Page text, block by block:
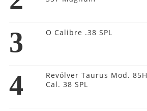
3 O Calibre .38 SPL
4
Revólver Taurus Mod. 85H
Cal. 38 SPL